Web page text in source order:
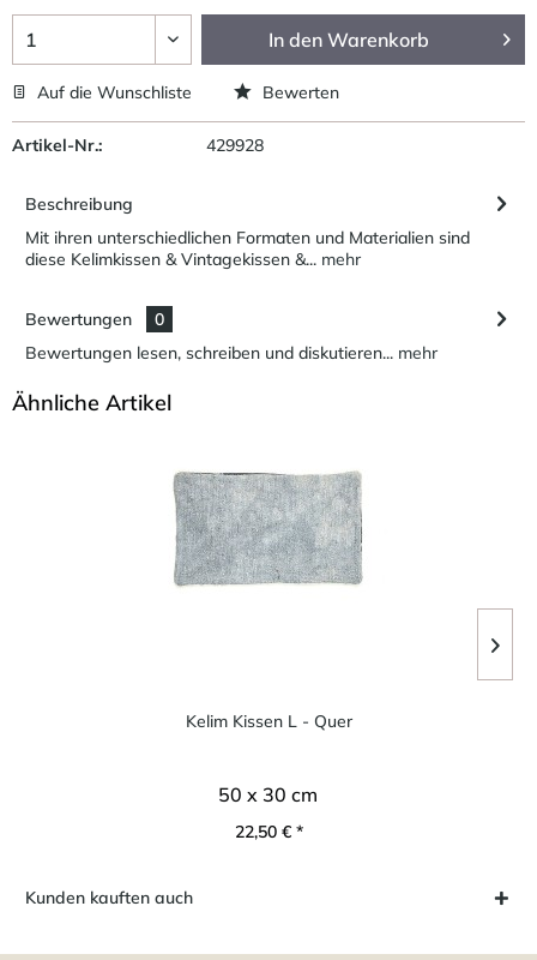
In den Warenkorb
Auf die Wunschliste Bewerten
Artikel-Nr.: 429928
Beschreibung
Mit ihren unterschiedlichen Formaten und Materialien sind
diese Kelimkissen & Vintagekissen &... mehr
Bewertungen
0
Bewertungen lesen, schreiben und diskutieren... mehr
Ähnliche Artikel
Kelim Kissen L - Quer
50 x 30 cm
22,50 € *
Kunden kauften auch